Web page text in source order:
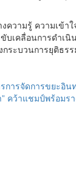
ความรู้ ความเข้
บเคลื่อนการดำเ
ระบวนการยุติธ
การจัดการขยะอิ
คว้าแชมป์พร้อมร